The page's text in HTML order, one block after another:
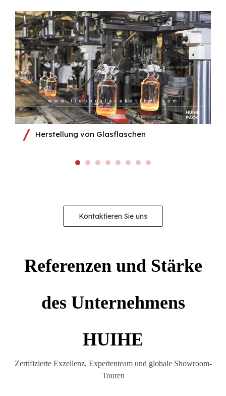
Herstellung von Glasflaschen
Kontaktieren Sie uns
Referenzen und Stärke
des Unternehmens
HUIHE
Zertifizierte Exzellenz, Expertenteam und globale Showroom-
Touren